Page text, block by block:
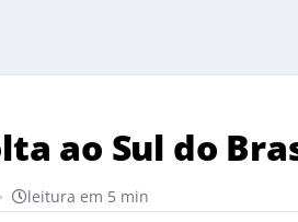
ao Sul do
• leitura em 5 min